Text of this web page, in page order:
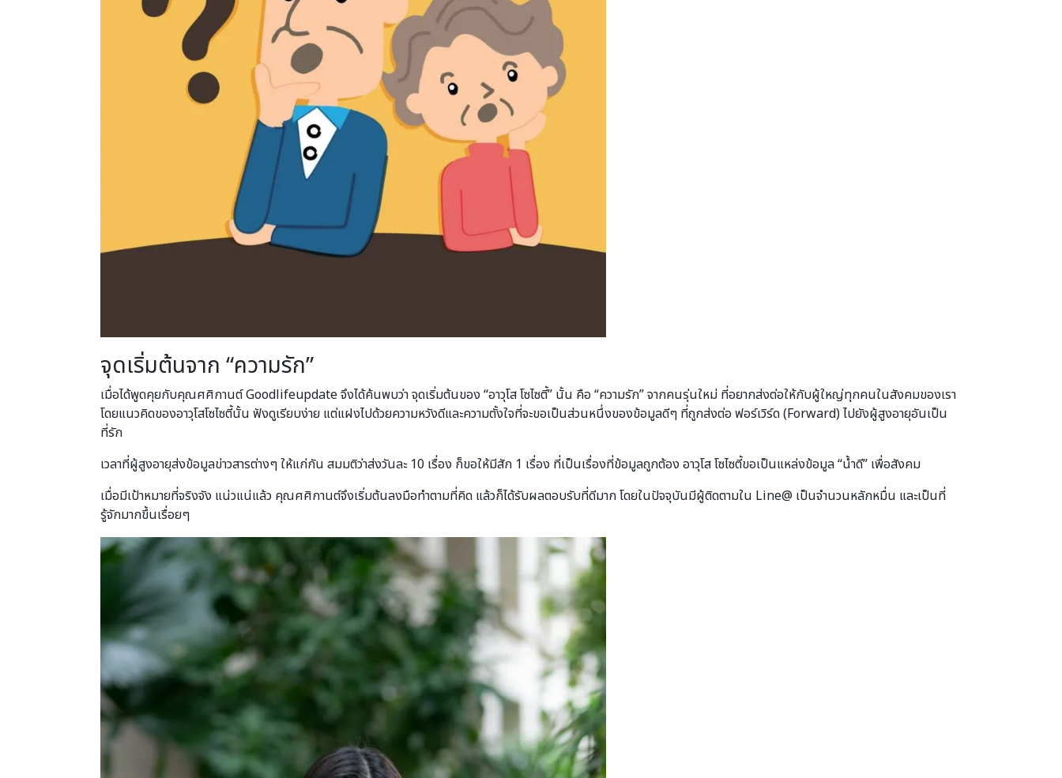
จุดเริ่มต้นจาก “ความรัก”
เมื่อได้พูดคุยกับคุณศศิกานต์ Goodlifeupdate จึงได้ค้นพบว่า จุดเริ่มต้นของ “อาวุโส โซไซตี้” นั้น คือ “ความรัก” จากคนรุ่นใหม่ ที่อยากส่งต่อให้กับผู้ใหญ่ทุกคนในสังคมของเรา
โดยแนวคิดของอาวุโสโซไซตี้นั้น ฟังดูเรียบง่าย แต่แฝงไปด้วยความหวังดีและความตั้งใจที่จะขอเป็นส่วนหนึ่งของข้อมูลดีๆ ที่ถูกส่งต่อ ฟอร์เวิร์ด (Forward) ไปยังผู้สูงอายุอันเป็น
ที่รัก
เวลาที่ผู้สูงอายุส่งข้อมูลข่าวสารต่างๆ ให้แก่กัน สมมติว่าส่งวันละ 10 เรื่อง ก็ขอให้มีสัก 1 เรื่อง ที่เป็นเรื่องที่ข้อมูลถูกต้อง อาวุโส โซไซตี้ขอเป็นแหล่งข้อมูล “น้ำดี” เพื่อสังคม
เมื่อมีเป้าหมายที่จริงจัง แน่วแน่แล้ว คุณศศิกานต์จึงเริ่มต้นลงมือทำตามที่คิด แล้วก็ได้รับผลตอบรับที่ดีมาก โดยในปัจจุบันมีผู้ติดตามใน Line@ เป็นจำนวนหลักหมื่น และเป็นที่
รู้จักมากขึ้นเรื่อยๆ